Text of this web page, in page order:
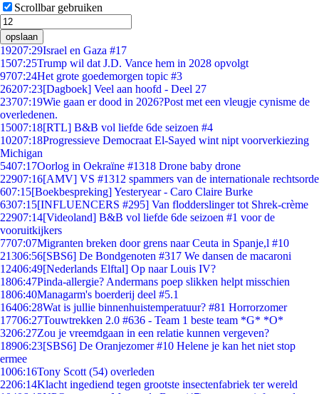
Scrollbar gebruiken
opslaan
19207:29Israel en Gaza #17
1507:25Trump wil dat J.D. Vance hem in 2028 opvolgt
9707:24Het grote goedemorgen topic #3
26207:23[Dagboek] Veel aan hoofd - Deel 27
23707:19Wie gaan er dood in 2026?Post met een vleugje cynisme de
overledenen.
15007:18[RTL] B&B vol liefde 6de seizoen #4
10207:18Progressieve Democraat El-Sayed wint nipt voorverkiezing
Michigan
5407:17Oorlog in Oekraïne #1318 Drone baby drone
22907:16[AMV] VS #1312 spammers van de internationale rechtsorde
607:15[Boekbespreking] Yesteryear - Caro Claire Burke
6307:15[INFLUENCERS #295] Van flodderslinger tot Shrek-crème
22907:14[Videoland] B&B vol liefde 6de seizoen #1 voor de
vooruitkijkers
7707:07Migranten breken door grens naar Ceuta in Spanje,l #10
21306:56[SBS6] De Bondgenoten #317 We dansen de macaroni
12406:49[Nederlands Elftal] Op naar Louis IV?
1806:47Pinda-allergie? Andermans poep slikken helpt misschien
1806:40Managarm's boerderij deel #5.1
16406:28Wat is jullie binnenhuistemperatuur? #81 Horrorzomer
17706:27Touwtrekken 2.0 #636 - Team 1 beste team *G* *O*
3206:27Zou je vreemdgaan in een relatie kunnen vergeven?
18906:23[SBS6] De Oranjezomer #10 Helene je kan het niet stop
ermee
1006:16Tony Scott (54) overleden
2206:14Klacht ingediend tegen grootste insectenfabriek ter wereld